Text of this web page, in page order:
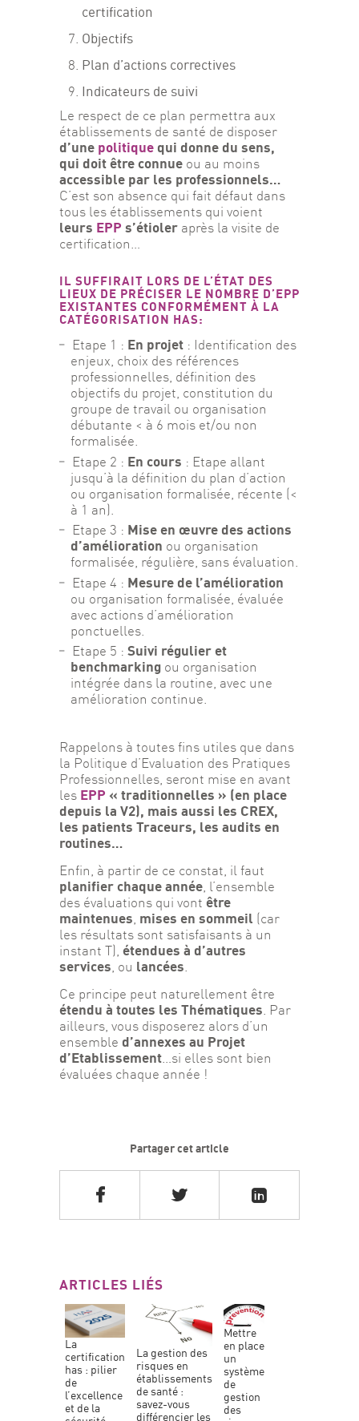
certification
Objectifs
Plan d’actions correctives
Indicateurs de suivi
Le respect de ce plan permettra aux
établissements de santé de disposer
d’une politique qui donne du sens,
qui doit être connue ou au moins
accessible par les professionnels…
C’est son absence qui fait défaut dans
tous les établissements qui voient
leurs EPP s’étioler après la visite de
certification…
IL SUFFIRAIT LORS DE L’ÉTAT DES
LIEUX DE PRÉCISER LE NOMBRE D’EPP
EXISTANTES CONFORMÉMENT À LA
CATÉGORISATION HAS:
Etape 1 : En projet : Identification des
enjeux, choix des références
professionnelles, définition des
objectifs du projet, constitution du
groupe de travail ou organisation
débutante < à 6 mois et/ou non
formalisée.
Etape 2 : En cours : Etape allant
jusqu’à la définition du plan d’action
ou organisation formalisée, récente (<
à 1 an).
Etape 3 : Mise en œuvre des actions
d’amélioration ou organisation
formalisée, régulière, sans évaluation.
Etape 4 : Mesure de l’amélioration
ou organisation formalisée, évaluée
avec actions d’amélioration
ponctuelles.
Etape 5 :Suivi régulier et
benchmarking ou organisation
intégrée dans la routine, avec une
amélioration continue.
Rappelons à toutes fins utiles que dans
la Politique d’Evaluation des Pratiques
Professionnelles, seront mise en avant
les EPP « traditionnelles » (en place
depuis la V2), mais aussi les CREX,
les patients Traceurs, les audits en
routines…
Enfin, à partir de ce constat, il faut
planifier chaque année , l’ensemble
des évaluations qui vont être
maintenues mises en sommeil (car
les résultats sont satisfaisants à un
instant T), étendues à d’autres
services , ou lancées
Ce principe peut naturellement être
étendu à toutes les Thématiques . Par
ailleurs, vous disposerez alors d’un
ensemble d’annexes au Projet
d’Etablissement …si elles sont bien
évaluées chaque année !
Partager cet article
ARTICLES LIÉS
la
certification
has : pilier
de
l’excellence
et de la
la gestion des
risques en
établissements
de santé :
savez-vous
différencier les
mettre
en place
un
système
de
gestion
des